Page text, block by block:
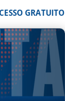
GRATUITO